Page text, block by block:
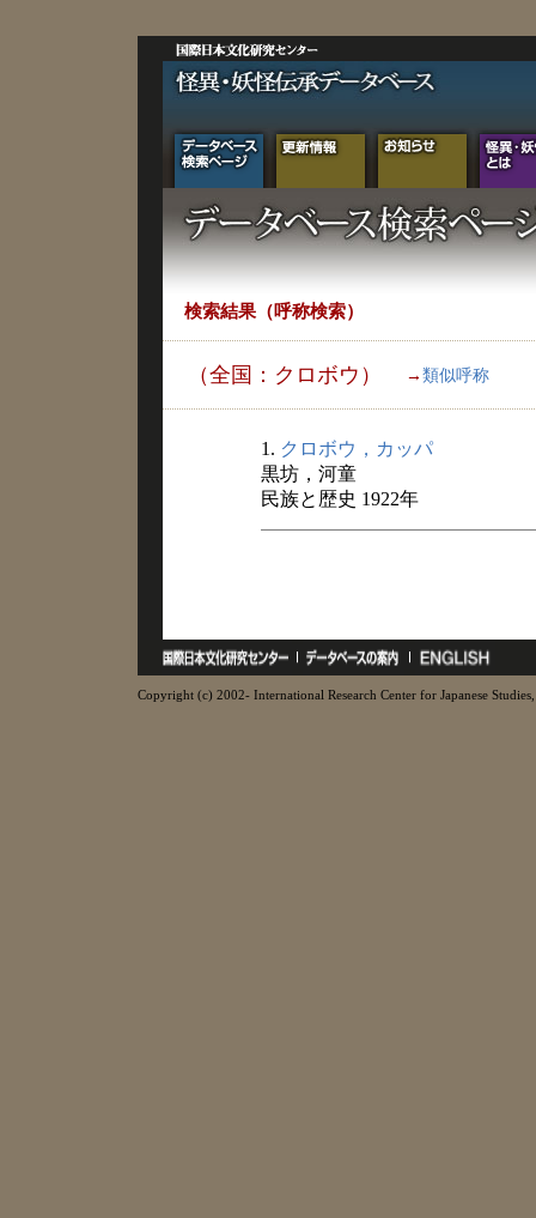
検索結果（呼称検索）
（全国：クロボウ） → 類似呼称
1. クロボウ，カッパ
黒坊，河童
民族と歴史 1922年
Copyright (c) 2002- International Research Center for Japanese